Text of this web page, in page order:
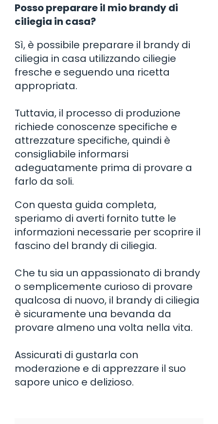
Posso preparare il mio brandy di
ciliegia in casa?
Sì, è possibile preparare il brandy di
ciliegia in casa utilizzando ciliegie
fresche e seguendo una ricetta
appropriata.
Tuttavia, il processo di produzione
richiede conoscenze specifiche e
attrezzature specifiche, quindi è
consigliabile informarsi
adeguatamente prima di provare a
farlo da soli.
Con questa guida completa,
speriamo di averti fornito tutte le
informazioni necessarie per scoprire il
fascino del brandy di ciliegia.
Che tu sia un appassionato di brandy
o semplicemente curioso di provare
qualcosa di nuovo, il brandy di ciliegia
è sicuramente una bevanda da
provare almeno una volta nella vita.
Assicurati di gustarla con
moderazione e di apprezzare il suo
sapore unico e delizioso.